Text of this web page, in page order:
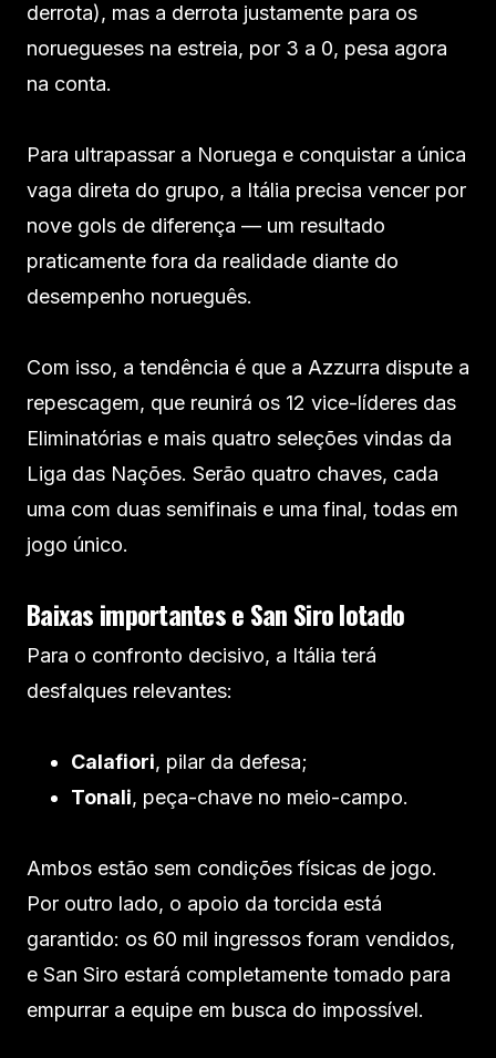
derrota), mas a derrota justamente para os
noruegueses na estreia, por 3 a 0, pesa agora
na conta.
Para ultrapassar a Noruega e conquistar a única
vaga direta do grupo, a Itália precisa vencer por
nove gols de diferença — um resultado
praticamente fora da realidade diante do
desempenho norueguês.
Com isso, a tendência é que a Azzurra dispute a
repescagem, que reunirá os 12 vice-líderes das
Eliminatórias e mais quatro seleções vindas da
Liga das Nações. Serão quatro chaves, cada
uma com duas semifinais e uma final, todas em
jogo único.
Baixas importantes e San Siro lotado
Para o confronto decisivo, a Itália terá
desfalques relevantes:
Calafiori, pilar da defesa;
Tonali, peça-chave no meio-campo.
Ambos estão sem condições físicas de jogo.
Por outro lado, o apoio da torcida está
garantido: os 60 mil ingressos foram vendidos,
e San Siro estará completamente tomado para
empurrar a equipe em busca do impossível.